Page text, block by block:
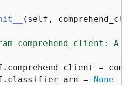
( self,
comprehend_client: A
=
=
None